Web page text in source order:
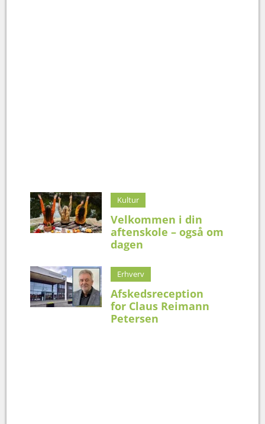
Kultur
Velkommen i din
aftenskole – også om
dagen
Erhverv
Afskedsreception
for Claus Reimann
Petersen